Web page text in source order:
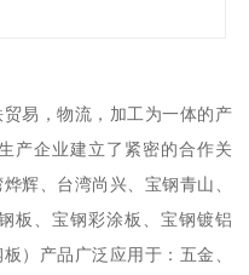
易，物流，加工为一体的产
产企业建立了紧密的合作关
辉、台湾尚兴、宝钢青山、
板、宝钢彩涂板、宝钢镀铝
）产品广泛应用于：五金、